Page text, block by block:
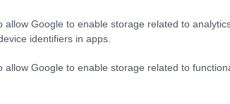
allow Google to enable storage related to
identifiers in apps.
allow Google to enable storage related to
megtalálható a müncheni tragédia
Best, Law, Charlton és Ferguson, akirõl az
az elmúlt években - takarosabb,
104 éves fennállása után a stadion továbbra
szurkoló zarándokhelye.